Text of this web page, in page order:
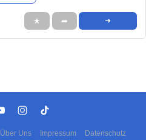
★ ➦ ➜
Über Uns Impressum Datenschutz